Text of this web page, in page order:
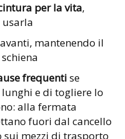
per la vita,
mantenendo il
frequenti se
e di togliere lo
alla fermata
fuori dal cancello
sui mezzi di trasporto